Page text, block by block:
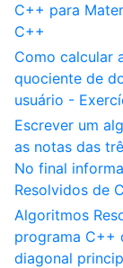
C++ para
C++
Como calcular
quociente de
usuário -
Escrever um
as notas das
No final
Resolvidos de
Algoritmos
programa C++
diagonal